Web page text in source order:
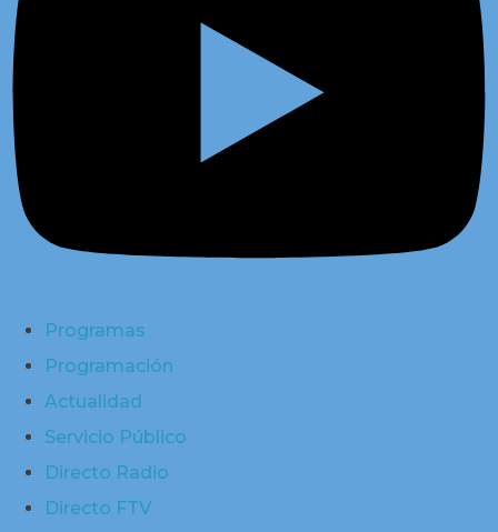
Programas
Programación
Actualidad
Servicio Público
Directo Radio
Directo FTV